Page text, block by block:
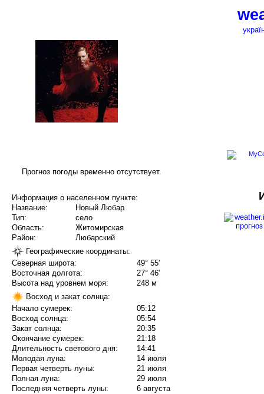
Прогноз погоды временно отсутствует.
Информация о населенном пункте:
Название:
Новый Любар
Тип:
село
Область:
Житомирская
Район:
Любарский
Географические координаты:
Северная широта:
49° 55'
Восточная долгота:
27° 46'
Высота над уровнем моря:
248 м
Восход и закат солнца:
Начало сумерек:
05:12
Восход солнца:
05:54
Закат солнца:
20:35
Окончание сумерек:
21:18
Длительность светового дня:
14:41
Молодая луна:
14 июля
Первая четверть луны:
21 июля
Полная луна:
29 июля
Последняя четверть луны:
6 августа